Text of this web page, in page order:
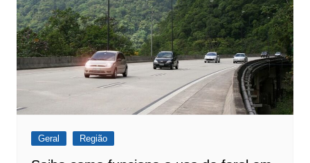
Geral Região